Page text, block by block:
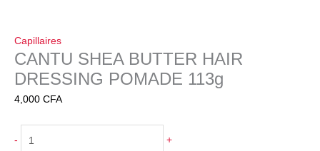
Capillaires
CANTU SHEA BUTTER HAIR
DRESSING POMADE 113g
4,000 CFA
- +